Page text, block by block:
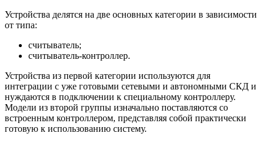
Устройства делятся на две основных категории в зависимости
от типа:
считыватель;
считыватель-контроллер.
Устройства из первой категории используются для
интеграции с уже готовыми сетевыми и автономными СКД и
нуждаются в подключении к специальному контроллеру.
Модели из второй группы изначально поставляются со
встроенным контроллером, представляя собой практически
готовую к использованию систему.